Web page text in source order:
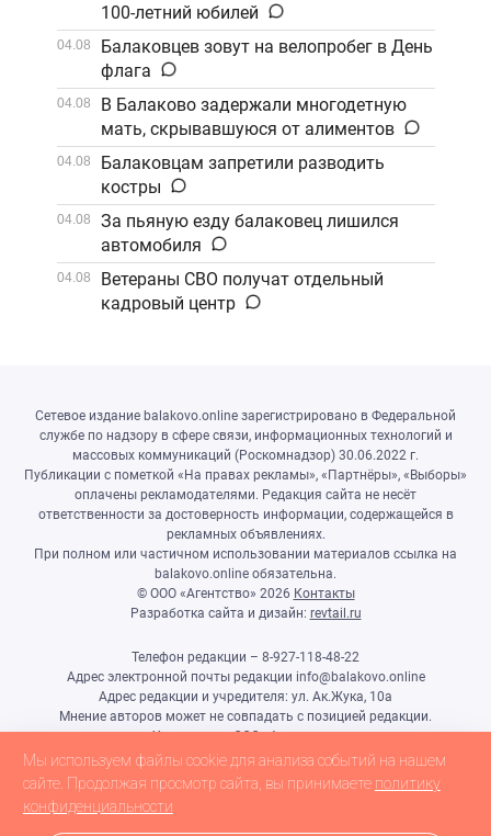
100-летний юбилей
04.08
Балаковцев зовут на велопробег в День
флага
04.08
В Балаково задержали многодетную
мать, скрывавшуюся от алиментов
04.08
Балаковцам запретили разводить
костры
04.08
За пьяную езду балаковец лишился
автомобиля
04.08
Ветераны СВО получат отдельный
кадровый центр
Сетевое издание balakovo.online зарегистрировано в Федеральной
службе по надзору в сфере связи, информационных технологий и
массовых коммуникаций (Роскомнадзор) 30.06.2022 г.
Публикации с пометкой «На правах рекламы», «Партнёры», «Выборы»
оплачены рекламодателями. Редакция сайта не несёт
ответственности за достоверность информации, содержащейся в
рекламных объявлениях.
При полном или частичном использовании материалов ссылка на
balakovo.online обязательна.
© ООО «Агентство» 2026 Контакты
Разработка сайта и дизайн: revtail.ru
Телефон редакции – 8-927-118-48-22
Адрес электронной почты редакции info@balakovo.online
Адрес редакции и учредителя: ул. Ак.Жука, 10а
Мнение авторов может не совпадать с позицией редакции.
Учредитель: ООО «Агентство»
Гл.редактор Ивлиева Н.Н.
Настоящий ресурс может содержать материалы 18+
Мы используем файлы cookie для анализа событий на нашем
сайте. Продолжая просмотр сайта, вы принимаете политику
конфиденциальности